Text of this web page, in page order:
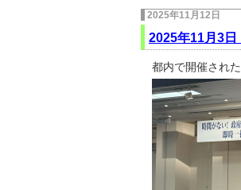
2025年11月12日
2025年11月3日
都内で開催され